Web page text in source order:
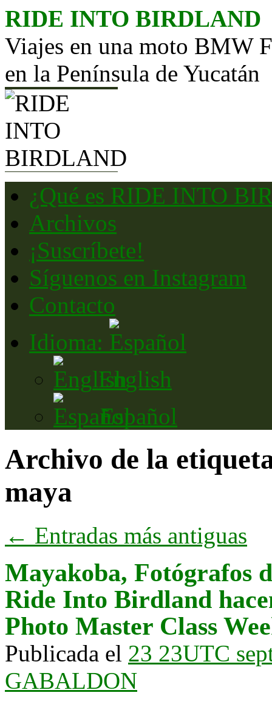
Saltar
RIDE INTO BIRDLAND
Viajes en una moto BMW
en la Península de Yucatán
¿Qué es RIDE INTO
Archivos
¡Suscríbete!
Síguenos en Instagram
Contacto
Idioma:
English
Español
Archivo de la
maya
← Entradas más antiguas
Mayakoba, Fotógrafos
Ride Into Birdland
Photo Master Class
Publicada el 23 23UTC
GABALDON